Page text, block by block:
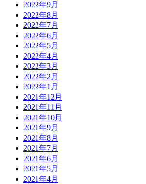
2022年9月
2022年8月
2022年7月
2022年6月
2022年5月
2022年4月
2022年3月
2022年2月
2022年1月
2021年12月
2021年11月
2021年10月
2021年9月
2021年8月
2021年7月
2021年6月
2021年5月
2021年4月